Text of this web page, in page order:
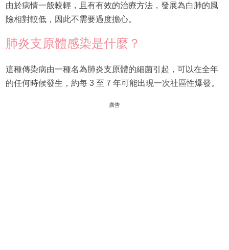
由於病情一般較輕，且有有效的治療方法，發展為白肺的風
險相對較低，因此不需要過度擔心。
肺炎支原體感染是什麼？
這種傳染病由一種名為肺炎支原體的細菌引起，可以在全年
的任何時候發生，約每 3 至 7 年可能出現一次社區性爆發。
廣告